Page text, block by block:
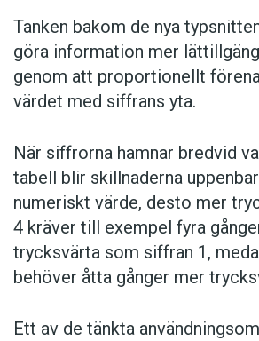
Tanken bakom de nya
göra information mer
genom att proportionellt
värdet med siffrans yta.
När siffrorna hamnar bredvid
tabell blir skillnaderna
numeriskt värde, desto mer
4 kräver till exempel fyra
trycksvärta som siffran 1,
behöver åtta gånger mer
Ett av de tänkta